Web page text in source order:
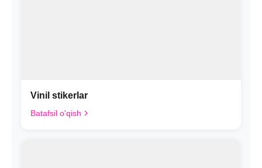
Vinil stikerlar
Batafsil o'qish